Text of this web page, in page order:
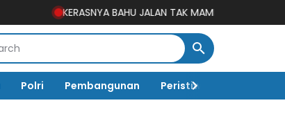
KERASNYA BAHU JALAN TAK MAMPU DITEMBUS, SATGAS
Polri Pembangunan Peristiwa